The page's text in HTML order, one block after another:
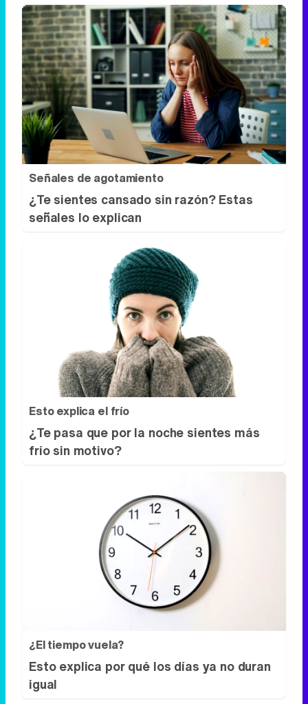
Señales de agotamiento
¿Te sientes cansado sin razón? Estas
señales lo explican
Esto explica el frío
¿Te pasa que por la noche sientes más
frío sin motivo?
¿El tiempo vuela?
Esto explica por qué los días ya no duran